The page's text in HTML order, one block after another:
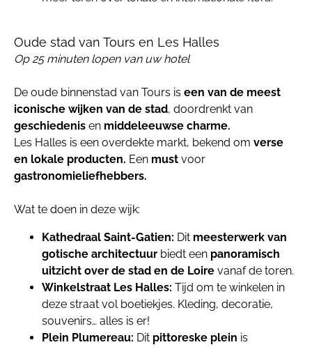
Oude stad van Tours en Les Halles
Op 25 minuten lopen van uw hotel
De oude binnenstad van Tours is een van de meest
iconische wijken van de stad, doordrenkt van
geschiedenis en middeleeuwse charme.
Les Halles is een overdekte markt, bekend om verse
en lokale producten. Een must voor
gastronomieliefhebbers.
Wat te doen in deze wijk:
Kathedraal Saint-Gatien: Dit meesterwerk van
gotische architectuur biedt een panoramisch
uitzicht over de stad en de Loire vanaf de toren.
Winkelstraat Les Halles: Tijd om te winkelen in
deze straat vol boetiekjes. Kleding, decoratie,
souvenirs… alles is er!
Plein Plumereau: Dit pittoreske plein is